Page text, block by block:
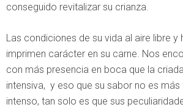
conseguido revitalizar su crianza.
Las condiciones de su vida al aire libre
imprimen carácter en su carne. Nos
con más presencia en boca que la
intensiva, y eso que su sabor no es más
intenso, tan solo es que sus